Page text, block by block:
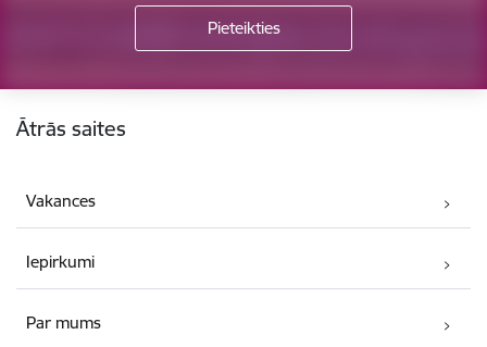
Ātrās saites
Vakances
Iepirkumi
Par mums